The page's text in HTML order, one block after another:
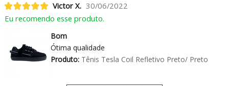
Victor X. 30/06/2022
Eu recomendo esse produto.
Bom
Ótima qualidade
Produto:Tênis Tesla Coil Refletivo Preto/ Preto